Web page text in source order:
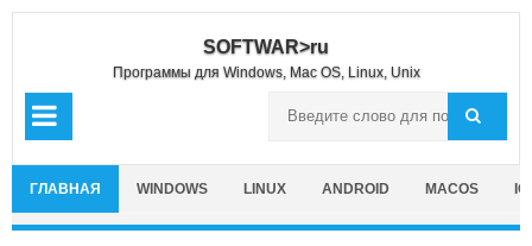
SOFTWAR>ru
Программы для Windows, Mac OS, Linux, Unix
ГЛАВНАЯ WINDOWS LINUX ANDROID MACOS